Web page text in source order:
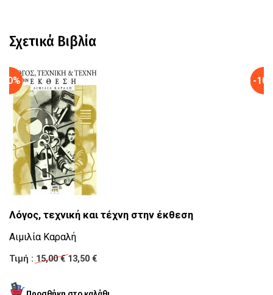
Σχετικά Βιβλία
Λόγος, τεχνική και τέχνη στην έκθεση
Αιμιλία Καραλή
Τιμή : 15,00 €13,50 €
-